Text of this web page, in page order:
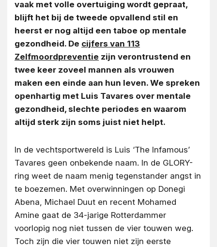
vaak met volle overtuiging wordt gepraat,
blijft het bij de tweede opvallend stil en
heerst er nog altijd een taboe op mentale
gezondheid. De cijfers van 113
Zelfmoordpreventie zijn verontrustend en
twee keer zoveel mannen als vrouwen
maken een einde aan hun leven. We spreken
openhartig met Luis Tavares over mentale
gezondheid, slechte periodes en waarom
altijd sterk zijn soms juist niet helpt.
In de vechtsportwereld is Luis ‘The Infamous’
Tavares geen onbekende naam. In de GLORY-
ring weet de naam menig tegenstander angst in
te boezemen. Met overwinningen op Donegi
Abena, Michael Duut en recent Mohamed
Amine gaat de 34-jarige Rotterdammer
voorlopig nog niet tussen de vier touwen weg.
Toch zijn die vier touwen niet zijn eerste